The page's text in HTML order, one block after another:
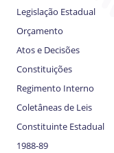
Legislação Estadual
Orçamento
Atos e Decisões
Constituições
Regimento Interno
Coletâneas de Leis
Constituinte Estadual
1988-89